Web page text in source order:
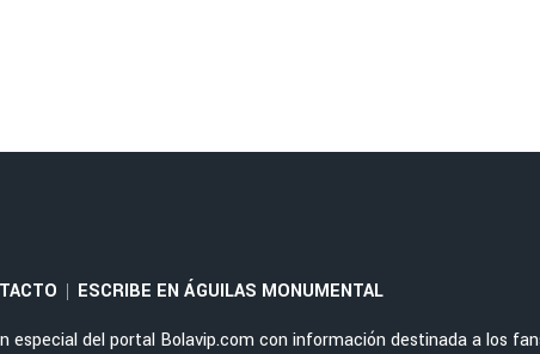
| ESCRIBE EN ÁGUILAS MONUMENTAL
especial del portal Bolavip.com con información destinada a los